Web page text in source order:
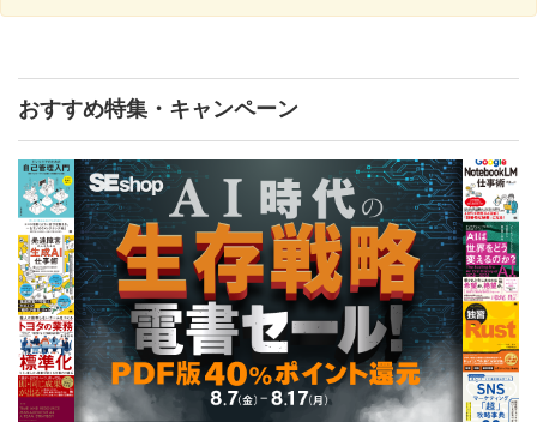
おすすめ特集・キャンペーン